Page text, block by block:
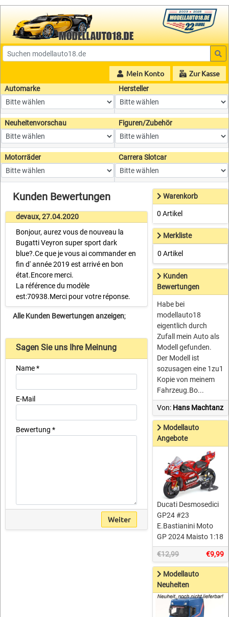
Mein Konto Zur Kasse
Automarke Hersteller
Neuheitenvorschau Figuren/Zubehör
Motorräder Carrera Slotcar
Kunden Bewertungen
devaux, 27.04.2020
Bonjour, aurez vous de nouveau la
Bugatti Veyron super sport dark
blue?.Ce que je vous ai commander en
fin d' année 2019 est arrivé en bon
état.Encore merci.
La référence du modèle
est:70938.Merci pour votre réponse.
Alle Kunden Bewertungen anzeigen;
Sagen Sie uns Ihre Meinung
Name *
E-Mail
Bewertung *
Weiter
Warenkorb
0 Artikel
Merkliste
0 Artikel
Kunden
Bewertungen
Habe bei
modellauto18
eigentlich durch
Zufall mein Auto als
Modell gefunden.
Der Modell ist
sozusagen eine 1zu1
Kopie von meinem
Fahrzeug.Bo...
Von: Hans Machtanz
Modellauto
Angebote
Ducati Desmosedici
GP24 #23
E.Bastianini Moto
GP 2024 Maisto 1:18
€12,99 €9,99
Modellauto
Neuheiten